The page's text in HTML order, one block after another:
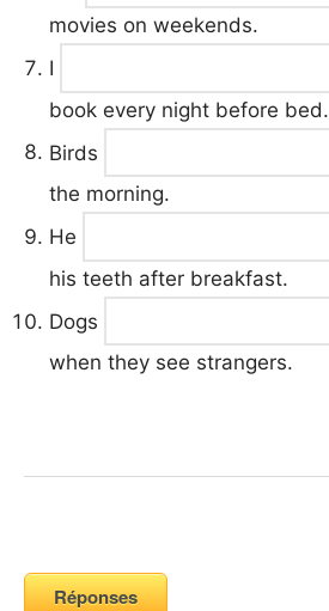
movies on weekends.
I
book every night before bed.
Birds
the morning.
He
his teeth after breakfast.
Dogs
when they see strangers.
Réponses